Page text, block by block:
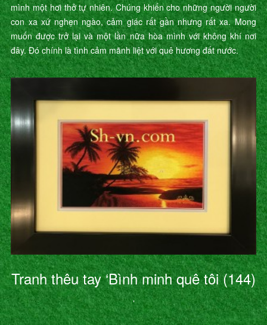
mình một hơi thở tự nhiên. Chúng khiến cho những người người
con xa xứ nghẹn ngào, cảm giác rất gần nhưng rất xa. Mong
muốn được trở lại và một lần nữa hòa mình với không khí nơi
đây. Đó chính là tình cảm mãnh liệt với quê hương đất nước.
Tranh thêu tay ‘Bình minh quê tôi (144)
’